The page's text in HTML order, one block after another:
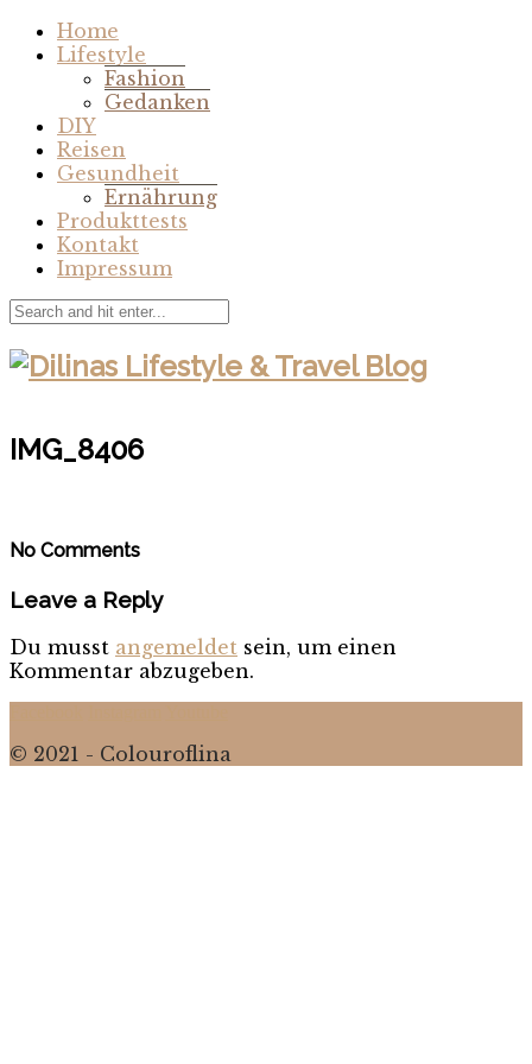
Home
Lifestyle
Fashion
Gedanken
DIY
Reisen
Gesundheit
Ernährung
Produkttests
Kontakt
Impressum
IMG_8406
No Comments
Leave a Reply
Du musst angemeldet sein, um einen
Kommentar abzugeben.
© 2021 - Colouroflina